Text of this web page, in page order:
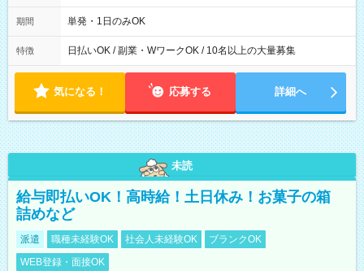
00～20：00
期間 単発・1日のみOK
特徴 日払いOK / 副業・WワークOK / 10名以上の大量募集
気になる！ 応募する 詳細へ
未読
給与即払いOK！高時給！土日休み！お菓子の箱
詰めなど
派遣 職種未経験OK 社会人未経験OK
ブランクOK
WEB登録・面接OK